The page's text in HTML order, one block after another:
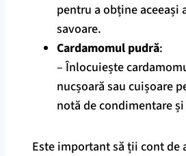
pentru a obține aceeași
savoare.
Cardamomul pudră:
– Înlocuiește
nucșoară sau cuișoare
notă de condimentare
Este important să ții cont de